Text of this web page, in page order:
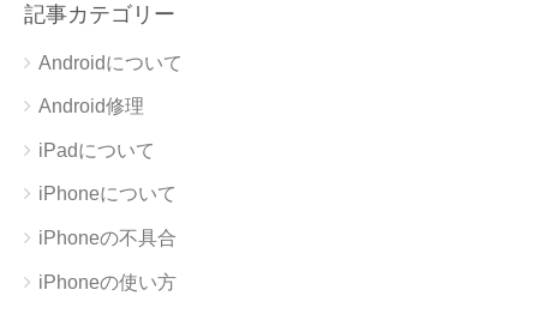
記事カテゴリー
Androidについて
Android修理
iPadについて
iPhoneについて
iPhoneの不具合
iPhoneの使い方